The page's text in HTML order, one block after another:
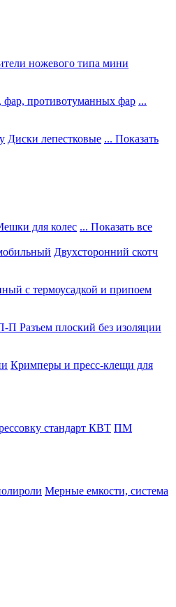
ножевого типа мини
фар, противотуманных фар ...
Диски лепестковые ... Показать
для колес ... Показать все
Двухсторонний скотч
с термоусадкой и припоем
П Разъем плоский без изоляции
Кримперы и пресс-клещи для
стандарт КВТ ПМ
Мерные емкости, система